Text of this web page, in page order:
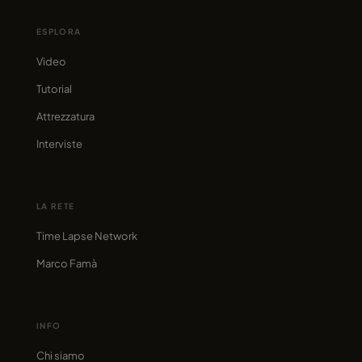
ESPLORA
Video
Tutorial
Attrezzatura
Interviste
LA RETE
Time Lapse Network
Marco Famà
INFO
Chi siamo